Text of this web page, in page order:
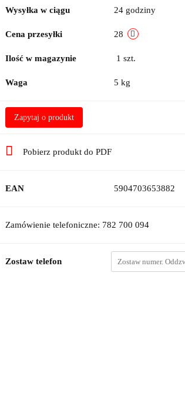
Wysyłka w ciągu 24 godziny
Cena przesyłki 28
Ilość w magazynie 1 szt.
Waga 5 kg
Zapytaj o produkt
Pobierz produkt do PDF
EAN 5904703653882
Zamówienie telefoniczne: 782 700 094
Zostaw telefon